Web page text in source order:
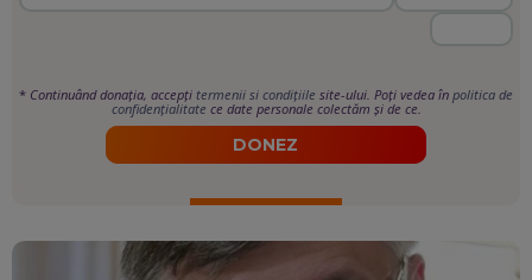
* Continuând donația, accepți termenii si condițiile site-ului. Poți vedea în politica de
confidențialitate ce date personale colectăm și de ce.
DONEZ